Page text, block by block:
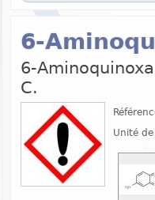
6-
6-
C.
Unité